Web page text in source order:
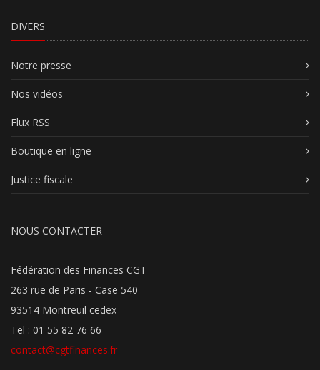
DIVERS
Notre presse
Nos vidéos
Flux RSS
Boutique en ligne
Justice fiscale
NOUS CONTACTER
Fédération des Finances CGT
263 rue de Paris - Case 540
93514 Montreuil cedex
Tel : 01 55 82 76 66
contact@cgtfinances.fr